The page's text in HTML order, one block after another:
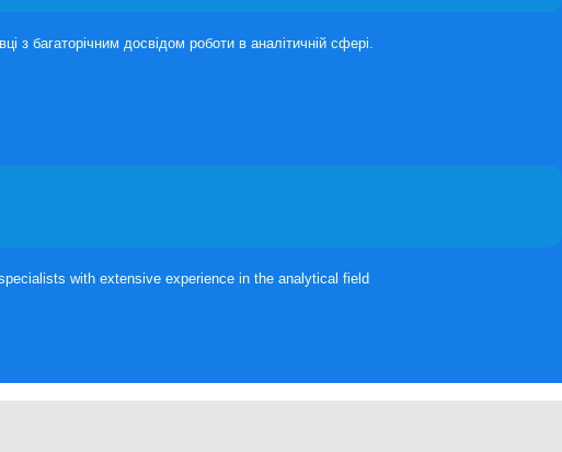
з багаторічним досвідом роботи в аналітичній сфері.
with extensive experience in the analytical field